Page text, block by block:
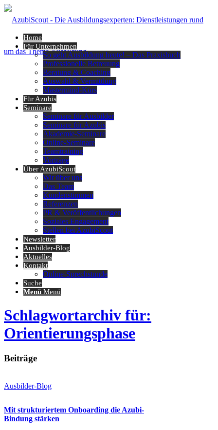
Home
Für Unternehmen
So geht Ausbildung heute! – Das Praxisbuch
Professionelle Betreuung
Beratung & Coaching
Auswahl & Vermittlung
Mastermind-Kurs
Für Azubis
Seminare
Seminare für Ausbilder
Seminare für Azubis
Akademie-Seminare
Online-Seminare
Teamtraining
Vorträge
Über AzubiScout
Wir über uns
Das Team
Kundenstimmen
Referenzen
PR & Veröffentlichungen
Soziales Engagement
Stellen bei AzubiScout
Newsletter
Ausbilder-Blog
Aktuelles
Kontakt
Online-Sprechstunde
Suche
Menü Menü
Schlagwortarchiv für:
Orientierungsphase
Beiträge
Ausbilder-Blog
Mit strukturiertem Onboarding die Azubi-
Bindung stärken